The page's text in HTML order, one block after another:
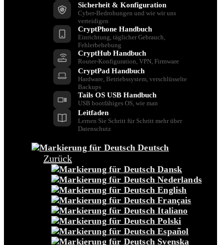
Sicherheit & Konfiguration
Cyber-Bedrohungen und wie wir uns
verteidigen
CryptPhone Handbuch
Einrichtung, täglicher Gebrauch,
Fehlerbehebung
CryptHub Handbuch
Router-Konfiguration, VPN, Firmware
CryptPad Handbuch
Hardware, Betriebssystem, verschlüsselte
Backups
Tails OS USB Handbuch
USB bootfähiges OS, wie man
Leitfaden
Lernen Sie Schritt für Schritt mehr über
Datenschutz
Deutsch
Zurück
Dansk
Nederlands
English
Français
Italiano
Polski
Español
Svenska